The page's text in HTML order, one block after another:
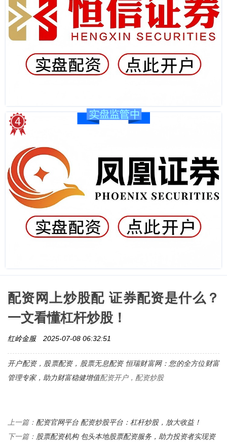
配资网上炒股配 证券配资是什么？
一文看懂杠杆炒股！
红岭金服 2025-07-08 06:32:51
开户配资，股票配资， 股票无息配资 恒瑞财富网：您的全方位财富
管理专家，助力财富稳健增值配资开户，配资炒股
上一篇： 配资官网平台 配资炒股平台：杠杆炒股，放大收益！
下一篇： 股票配资机构 包头本地股票配资服务，助力投资者实现资